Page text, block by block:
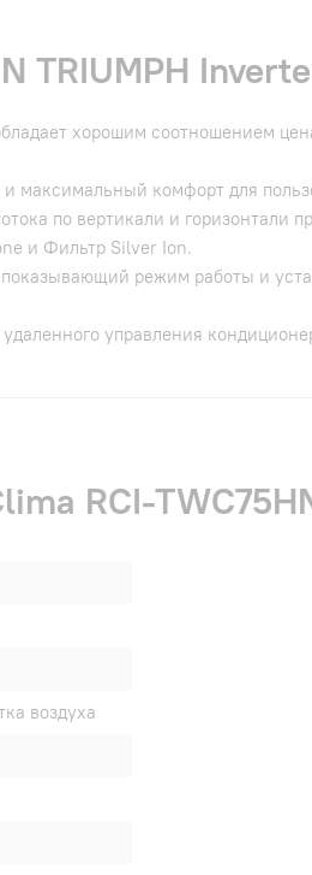
TRIUMPH
хорошим соотношением
максимальный комфорт для
по вертикали и горизонтали
и Фильтр Silver Ion.
режим работы и
управления
RCI-
воздуха